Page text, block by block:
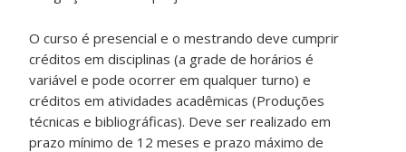
O curso é presencial e o mestrando deve cumprir
créditos em disciplinas (a grade de horários é
variável e pode ocorrer em qualquer turno) e
créditos em atividades acadêmicas (Produções
técnicas e bibliográficas). Deve ser realizado em
prazo mínimo de 12 meses e prazo máximo de